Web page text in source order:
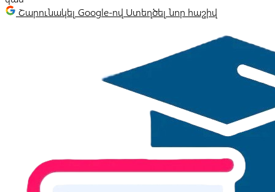
Շարունակել Google-ով Ստեղծել նոր հաշիվ